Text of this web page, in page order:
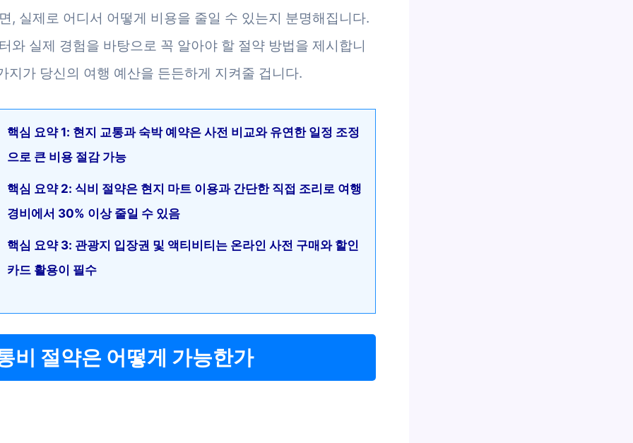
, 실제로 어디서 어떻게 비용을 줄일 수 있는지 분명해집니다.
와 실제 경험을 바탕으로 꼭 알아야 할 절약 방법을 제시합니
지가 당신의 여행 예산을 든든하게 지켜줄 겁니다.
핵심 요약 1: 현지 교통과 숙박 예약은 사전 비교와 유연한 일정 조정
으로 큰 비용 절감 가능
핵심 요약 2: 식비 절약은 현지 마트 이용과 간단한 직접 조리로 여행
경비에서 30% 이상 줄일 수 있음
핵심 요약 3: 관광지 입장권 및 액티비티는 온라인 사전 구매와 할인
카드 활용이 필수
비 절약은 어떻게 가능한가